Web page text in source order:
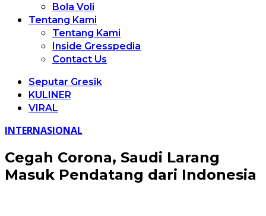
Bola Voli
Tentang Kami
Tentang Kami
Inside Gresspedia
Contact Us
Seputar Gresik
KULINER
VIRAL
INTERNASIONAL
Cegah Corona, Saudi Larang
Masuk Pendatang dari Indonesia